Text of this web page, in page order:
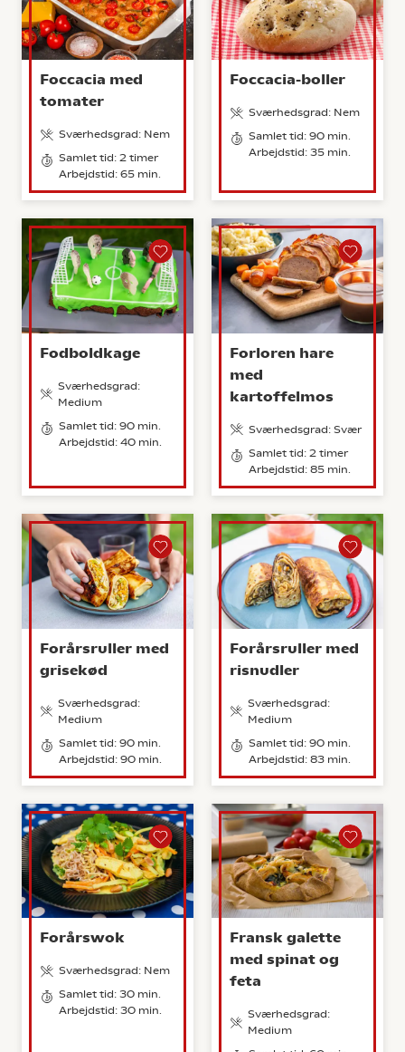
Foccacia med
tomater
Sværhedsgrad: Nem
Samlet tid: 2 timer
Arbejdstid: 65 min.
Foccacia-boller
Sværhedsgrad: Nem
Samlet tid: 90 min.
Arbejdstid: 35 min.
Fodboldkage
Sværhedsgrad:
Medium
Samlet tid: 90 min.
Arbejdstid: 40 min.
Forloren hare
med
kartoffelmos
Sværhedsgrad: Svær
Samlet tid: 2 timer
Arbejdstid: 85 min.
Forårsruller med
grisekød
Sværhedsgrad:
Medium
Samlet tid: 90 min.
Arbejdstid: 90 min.
Forårsruller med
risnudler
Sværhedsgrad:
Medium
Samlet tid: 90 min.
Arbejdstid: 83 min.
Forårswok
Sværhedsgrad: Nem
Samlet tid: 30 min.
Arbejdstid: 30 min.
Fransk galette
med spinat og
feta
Sværhedsgrad:
Medium